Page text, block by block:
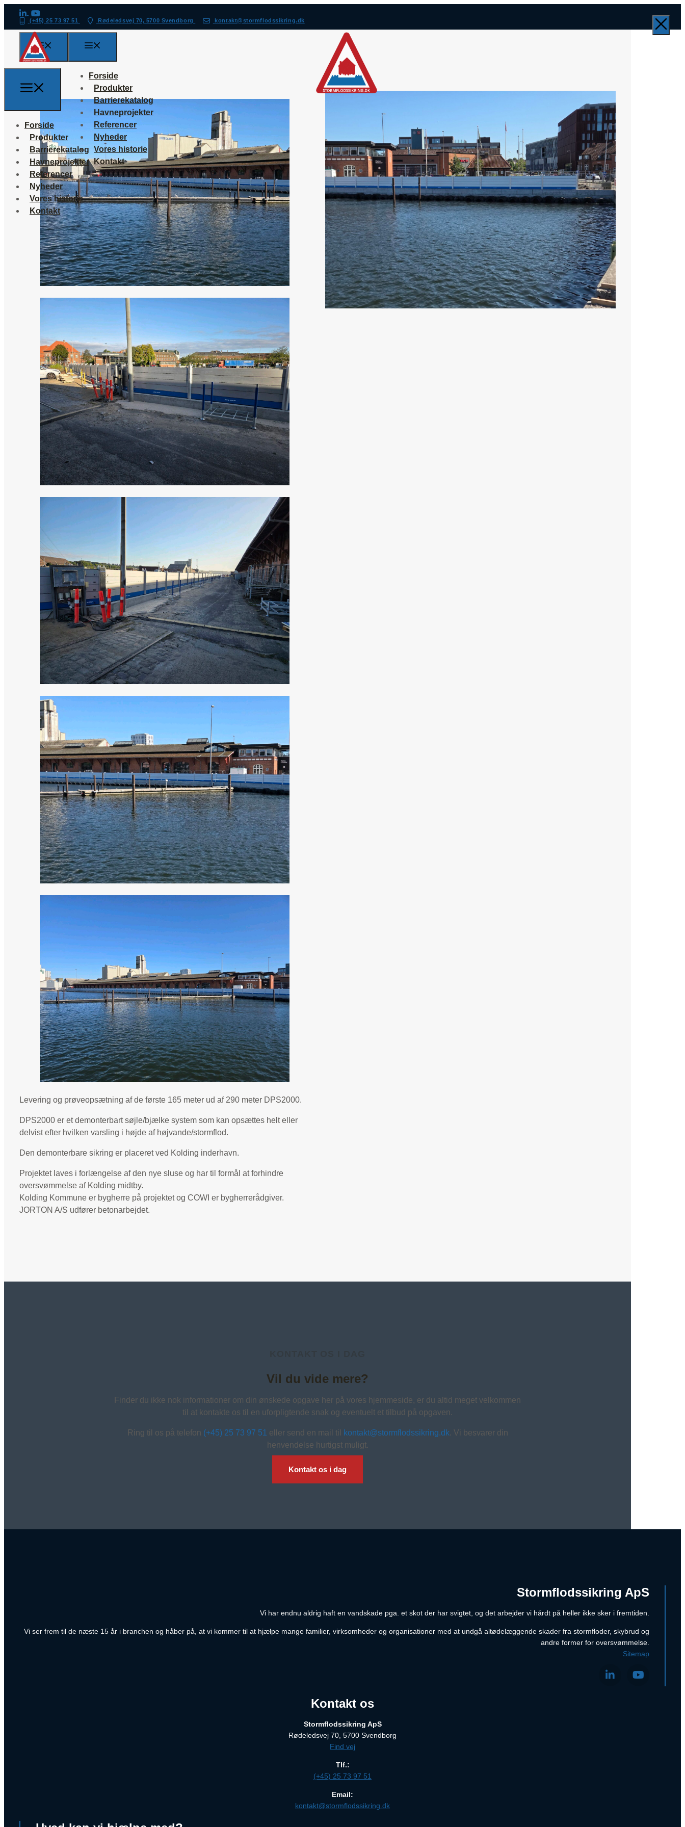
(+45) 25 73 97 51 Rødeledsvej 70, 5700 Svendborg kontakt@stormflodssikring.dk
Forside
Produkter
Barrierekatalog
Havneprojekter
Referencer
Nyheder
Vores historie
Kontakt
Forside
Produkter
Barrierekatalog
Havneprojekter
Referencer
Nyheder
Vores historie
Kontakt
Levering og prøveopsætning af de første 165 meter ud af 290 meter DPS2000.
DPS2000 er et demonterbart søjle/bjælke system som kan opsættes helt eller
delvist efter hvilken varsling i højde af højvande/stormflod.
Den demonterbare sikring er placeret ved Kolding inderhavn.
Projektet laves i forlængelse af den nye sluse og har til formål at forhindre
oversvømmelse af Kolding midtby.
Kolding Kommune er bygherre på projektet og COWI er bygherrerådgiver.
JORTON A/S udfører betonarbejdet.
Vil du vide mere?
Finder du ikke nok informationer om din ønskede opgave her på vores hjemmeside, er du altid meget velkommen
til at kontakte os til en uforpligtende snak og eventuelt et tilbud på opgaven.
Ring til os på telefon (+45) 25 73 97 51 eller send en mail til kontakt@stormflodssikring.dk. Vi besvarer din
henvendelse hurtigst muligt.
Kontakt os i dag
Stormflodssikring ApS
Vi har endnu aldrig haft en vandskade pga. et skot der har svigtet, og det arbejder vi hårdt på heller ikke sker i fremtiden.
Vi ser frem til de næste 15 år i branchen og håber på, at vi kommer til at hjælpe mange familier, virksomheder og organisationer med at undgå altødelæggende skader fra stormfloder, skybrud og
andre former for oversvømmelse.
Sitemap
Kontakt os
Stormflodssikring ApS
Rødeledsvej 70, 5700 Svendborg
Find vej
Tlf.:
(+45) 25 73 97 51
Email:
kontakt@stormflodssikring.dk